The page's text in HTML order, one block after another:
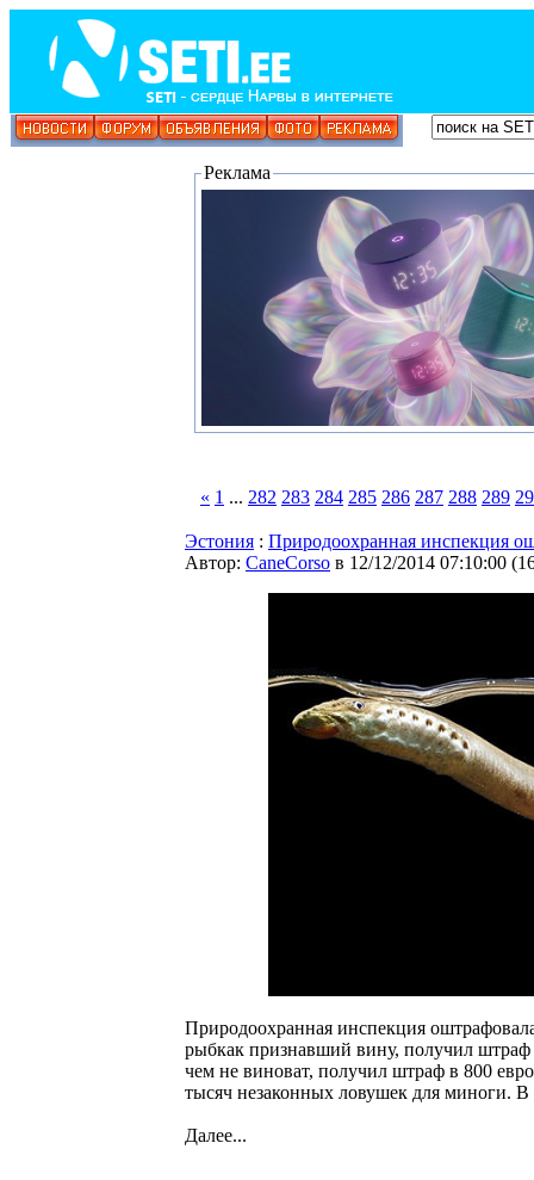
Реклама
« 1 ... 282 283 284 285 286 287 288 289
Эстония : Природоохранная инспекция
Автор: CaneCorso в 12/12/2014 07:10:00 (
Природоохранная инспекция
рыбкак признавший вину, получил
чем не виноват, получил штраф в 800
тысяч незаконных ловушек для миноги. В
Далее...